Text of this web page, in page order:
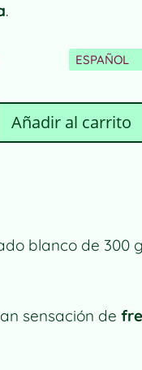
.
Añadir al carrito
blanco de 300
sensación de